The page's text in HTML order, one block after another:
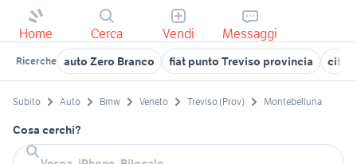
Home Cerca Vendi Messaggi
Ricerche auto Zero Branco fiat punto Treviso provincia
Subito Auto Bmw Veneto Treviso (Prov) Montebelluna
Cosa cerchi?